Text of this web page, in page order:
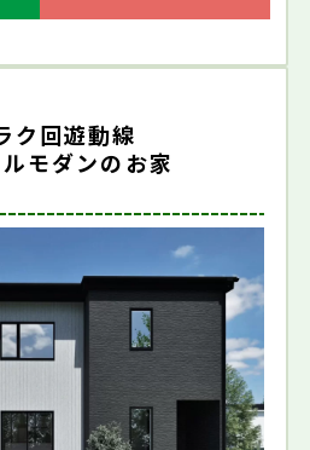
ク回遊動線
モダンのお家